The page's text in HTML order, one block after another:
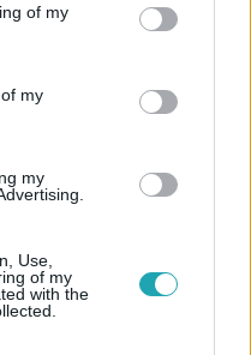
You may click to
its third-party tags to
in below Google
of my
my
my
Use,
of my
with the
Vivien megmutatta,
kamerái előtt azt
amikor közölte
barátjával kezd új